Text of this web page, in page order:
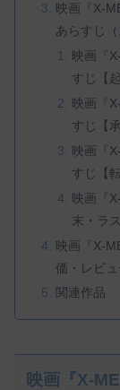
映画『X-
あらすじ（
映画『
すじ【起
映画『
すじ【承
映画『
すじ【転
映画『
末・ラ
映画『X-
価・レビュ
関連作品
映画『X-